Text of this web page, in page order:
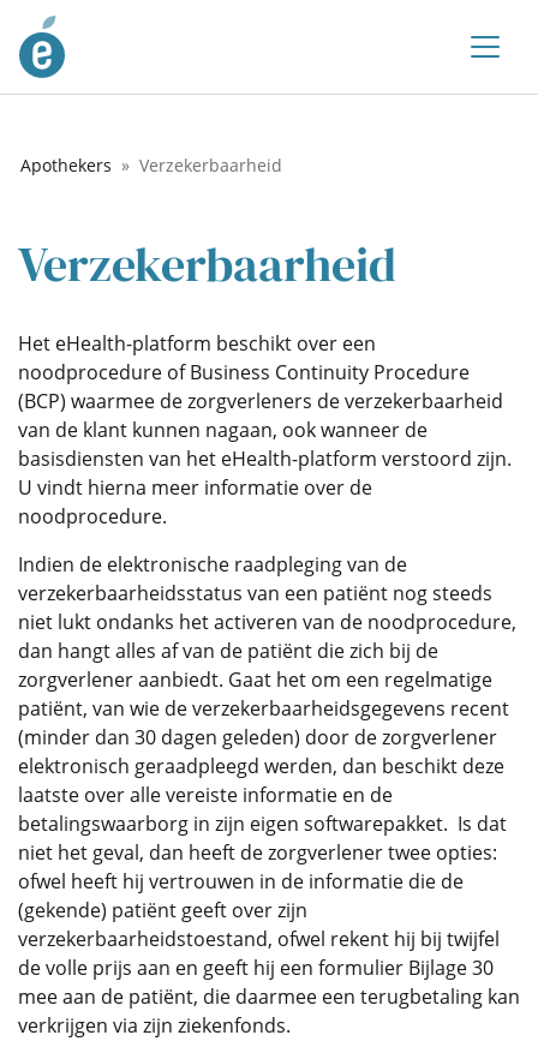
Apothekers Verzekerbaarheid
Verzekerbaarheid
Het eHealth-platform beschikt over een
noodprocedure of Business Continuity Procedure
(BCP) waarmee de zorgverleners de verzekerbaarheid
van de klant kunnen nagaan, ook wanneer de
basisdiensten van het eHealth-platform verstoord zijn.
U vindt hierna meer informatie over de
noodprocedure.
Indien de elektronische raadpleging van de
verzekerbaarheidsstatus van een patiënt nog steeds
niet lukt ondanks het activeren van de noodprocedure,
dan hangt alles af van de patiënt die zich bij de
zorgverlener aanbiedt. Gaat het om een regelmatige
patiënt, van wie de verzekerbaarheidsgegevens recent
(minder dan 30 dagen geleden) door de zorgverlener
elektronisch geraadpleegd werden, dan beschikt deze
laatste over alle vereiste informatie en de
betalingswaarborg in zijn eigen softwarepakket. Is dat
niet het geval, dan heeft de zorgverlener twee opties:
ofwel heeft hij vertrouwen in de informatie die de
(gekende) patiënt geeft over zijn
verzekerbaarheidstoestand, ofwel rekent hij bij twijfel
de volle prijs aan en geeft hij een formulier Bijlage 30
mee aan de patiënt, die daarmee een terugbetaling kan
verkrijgen via zijn ziekenfonds.